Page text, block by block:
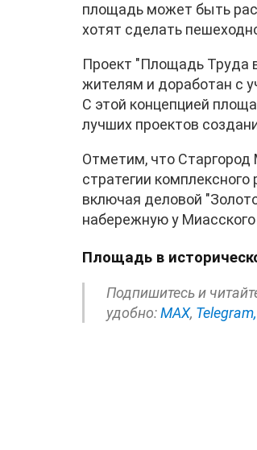
площадь может быть
хотят сделать
Проект "Площадь Труда
жителям и доработан с
С этой концепцией
лучших проектов
Отметим, что Старгород
стратегии
включая деловой
набережную у
Площадь в
Подпишитесь и
удобно:МАХ, Telegram,